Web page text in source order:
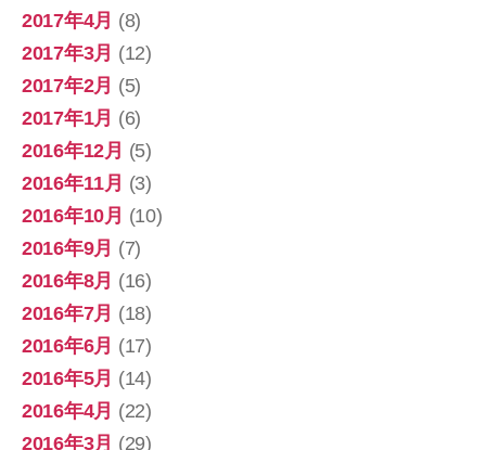
2017年4月 (8)
2017年3月 (12)
2017年2月 (5)
2017年1月 (6)
2016年12月 (5)
2016年11月 (3)
2016年10月 (10)
2016年9月 (7)
2016年8月 (16)
2016年7月 (18)
2016年6月 (17)
2016年5月 (14)
2016年4月 (22)
2016年3月 (29)